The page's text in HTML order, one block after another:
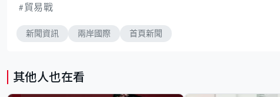
貿易戰
新聞資訊 兩岸國際 首頁新聞
其他人也在看